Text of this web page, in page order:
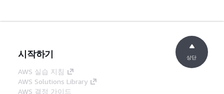
시작하기
AWS 실습 지침
AWS Solutions Library
AWS 결정 가이드
상단